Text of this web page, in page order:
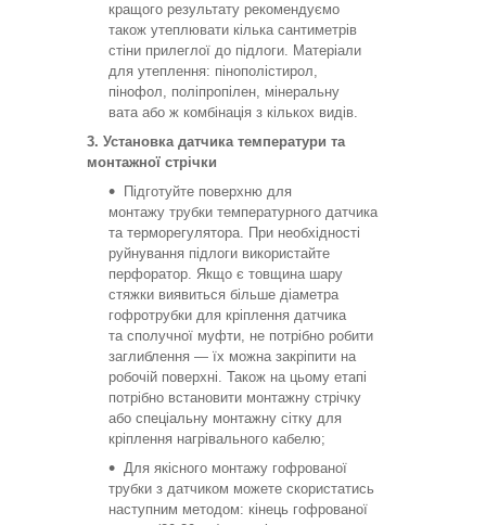
кращого результату рекомендуємо
також утеплювати кілька сантиметрів
стіни прилеглої до підлоги. Матеріали
для утеплення: пінополістирол,
пінофол, поліпропілен, мінеральну
вата або ж комбінація з кількох видів.
3. Установка датчика температури та
монтажної стрічки
Підготуйте поверхню для
монтажу трубки температурного датчика
та терморегулятора. При необхідності
руйнування підлоги використайте
перфоратор. Якщо є товщина шару
стяжки виявиться більше діаметра
гофротрубки для кріплення датчика
та сполучної муфти, не потрібно робити
заглиблення — їх можна закріпити на
робочій поверхні. Також на цьому етапі
потрібно встановити монтажну стрічку
або спеціальну монтажну сітку для
кріплення нагрівального кабелю;
Для якісного монтажу гофрованої
трубки з датчиком можете скористатись
наступним методом: кінець гофрованої